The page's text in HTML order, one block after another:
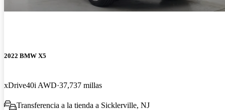
2022 BMW X5
xDrive40i AWD 37,737 millas
Transferencia a la tienda a Sicklerville, NJ